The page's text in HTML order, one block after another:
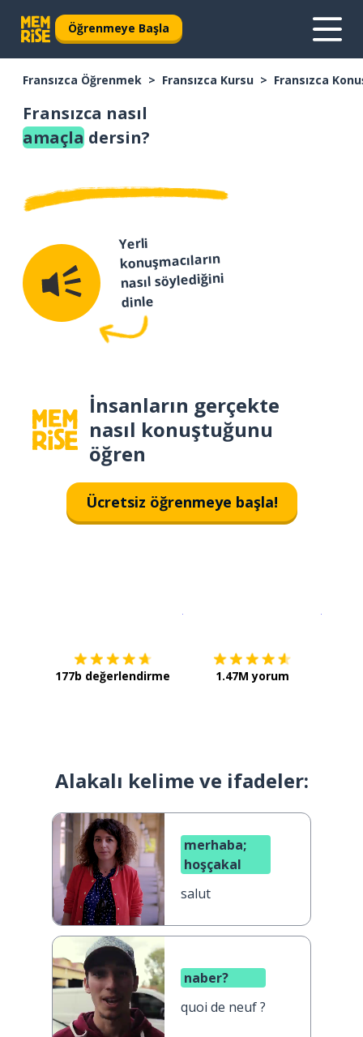
Öğrenmeye Başla
Fransızca Öğrenmek Fransızca Kursu Fransızca
Fransızca nasıl
amaçla dersin?
Yerli
konuşmacıların
nasıl söylediğini
dinle
İnsanların gerçekte
nasıl konuştuğunu
öğren
Ücretsiz öğrenmeye başla!
177b değerlendirme 1.47M yorum
Alakalı kelime ve ifadeler:
merhaba;
hoşçakal
salut
naber?
quoi de neuf ?